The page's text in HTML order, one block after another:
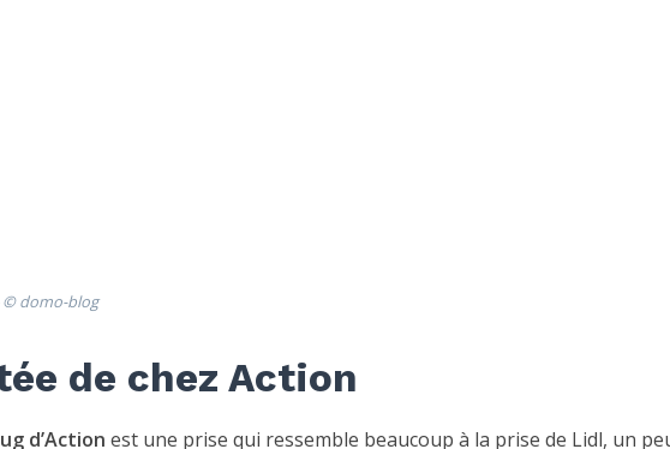
©domo-blog
de chez Action
d’Action est une prise qui ressemble beaucoup à la prise de Lidl, un